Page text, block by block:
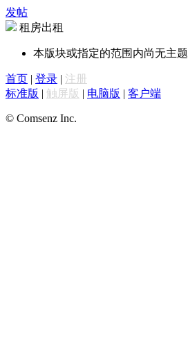
发帖
租房出租
本版块或指定的范围内尚无主题
首页 | 登录 | 注册
标准版 | 触屏版 | 电脑版 | 客户端
© Comsenz Inc.